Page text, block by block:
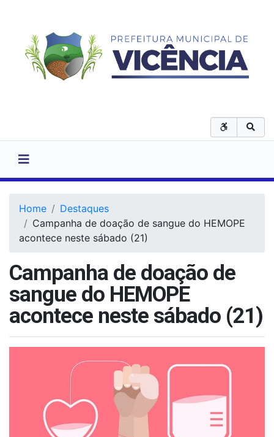
Home
Destaques
Campanha de doação de sangue do HEMOPE
acontece neste sábado (21)
Campanha de doação de
sangue do HEMOPE
acontece neste sábado (21)